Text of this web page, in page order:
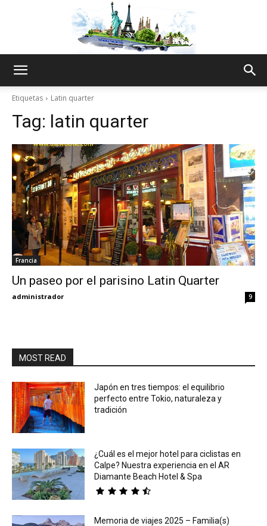
Thru
My
Etiquetas Latin quarter
Tag: latin quarter
Francia
Un paseo por el parisino Latin Quarter
administrador 9
MOST READ
Japón en tres tiempos: el equilibrio
perfecto entre Tokio, naturaleza y
tradición
¿Cuál es el mejor hotel para ciclistas en
Calpe? Nuestra experiencia en el AR
Diamante Beach Hotel & Spa
Memoria de viajes 2025 – Familia(s)